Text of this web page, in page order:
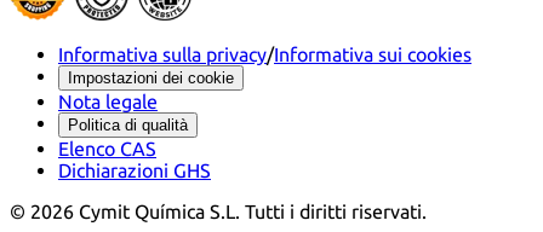
Informativa sulla privacy/Informativa sui cookies
Impostazioni dei cookie
Nota legale
Politica di qualità
Elenco CAS
Dichiarazioni GHS
© 2026 Cymit Química S.L. Tutti i diritti riservati.